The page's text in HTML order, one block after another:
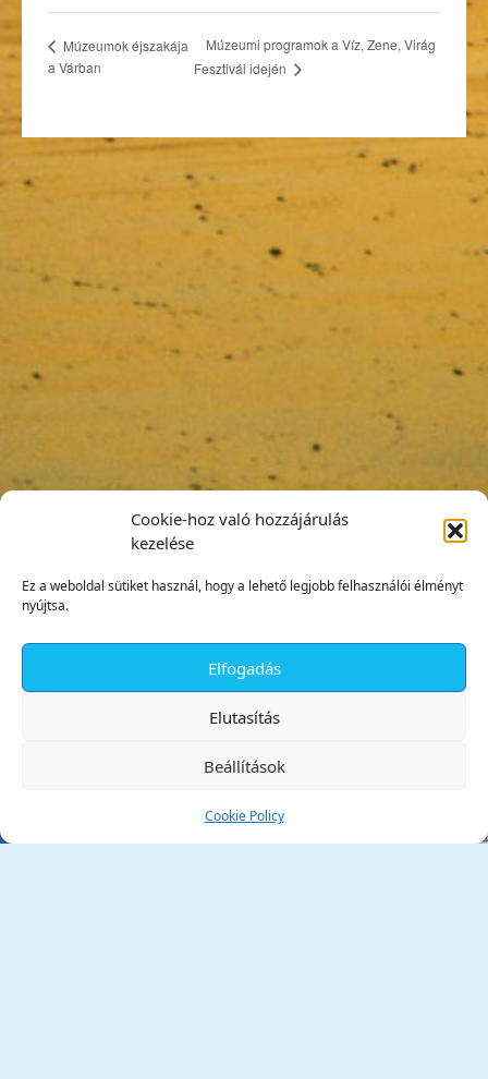
Cookie-hoz való hozzájárulás
kezelése
Ez a weboldal sütiket használ, hogy a lehető legjobb felhasználói élményt
nyújtsa.
Elfogadás
Elutasítás
Beállítások
Cookie Policy
Múzeumok éjszakája
a Várban
Múzeumi programok a Víz, Zene, Virág
Fesztivál idején
Tata Város Önkormányzata
✕